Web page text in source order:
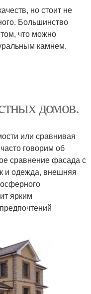
но стоит не
Большинство
что можно
камнем.
домов.
или сравнивая
говорим об
сравнение фасада с
и одежда, внешняя
ярким